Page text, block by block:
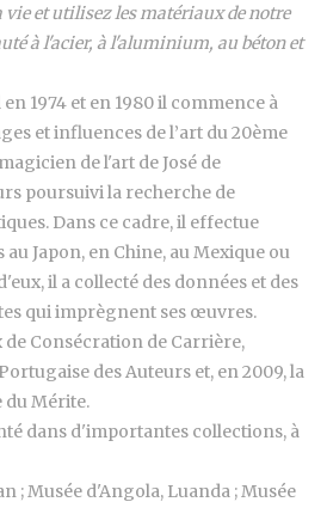
vie et utilisez les matériaux de notre
à l'acier, à l'aluminium, au béton et
1974 et en 1980 il commence à
et influences de l’art du 20ème
de l'art de José de
poursuivi la recherche de
Dans ce cadre, il effectue
Japon, en Chine, au Mexique ou
il a collecté des données et des
qui imprègnent ses œuvres.
de Consécration de Carrière,
des Auteurs et, en 2009, la
du Mérite.
dans d'importantes collections, à
; Musée d'Angola, Luanda ; Musée